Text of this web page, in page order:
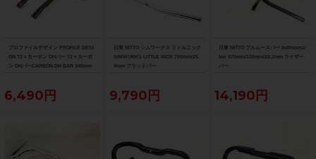
プロファイルデザイン PROFILE DESI
GN T2＋カーボン DHバー T2＋カーボ
ン DHバーCARBON DH BAR 340mm
6,490円
日東 NITTO シムワークス リトルニック
SIMWORKS LITTLE NICK 700mm/25.
4mm フラットバー
9,790円
日東 NITTO ブルムースバー bullmoose
bar 570mm/100mm/22.2mm ライザー
バー
14,190円